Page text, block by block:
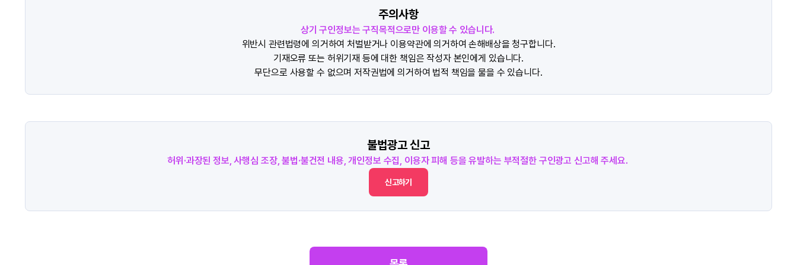
주의사항
상기 구인정보는 구직목적으로만 이용할 수 있습니다.
위반시 관련법령에 의거하여 처벌받거나 이용약관에 의거하여 손해배상을 청구합니다.
기재오류 또는 허위기재 등에 대한 책임은 작성자 본인에게 있습니다.
무단으로 사용할 수 없으며 저작권법에 의거하여 법적 책임을 물을 수 있습니다.
불법광고 신고
허위·과장된 정보, 사행심 조장, 불법·불건전 내용, 개인정보 수집, 이용자 피해 등을 유발하는 부적절한 구인광고 신고해 주세요.
신고하기